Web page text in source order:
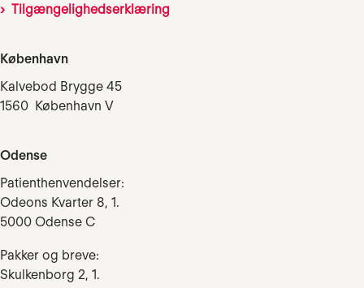
Tilgængelighedserklæring
København
Kalvebod Brygge 45
1560 København V
Odense
Patienthenvendelser:
Odeons Kvarter 8, 1.
5000 Odense C
Pakker og breve:
Skulkenborg 2, 1.